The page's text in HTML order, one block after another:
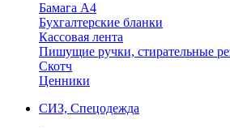
Бамага А4
Бухгалтерские бланки
Кассовая лента
Пишущие ручки, стирательные
Скотч
Ценники
СИЗ, Спецодежда